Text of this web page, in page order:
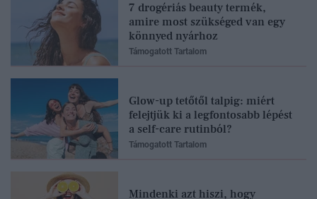
7 drogériás beauty termék,
amire most szükséged van egy
könnyed nyárhoz
Támogatott Tartalom
Glow-up tetőtől talpig: miért
felejtjük ki a legfontosabb lépést
a self-care rutinból?
Támogatott Tartalom
Mindenki azt hiszi, hogy